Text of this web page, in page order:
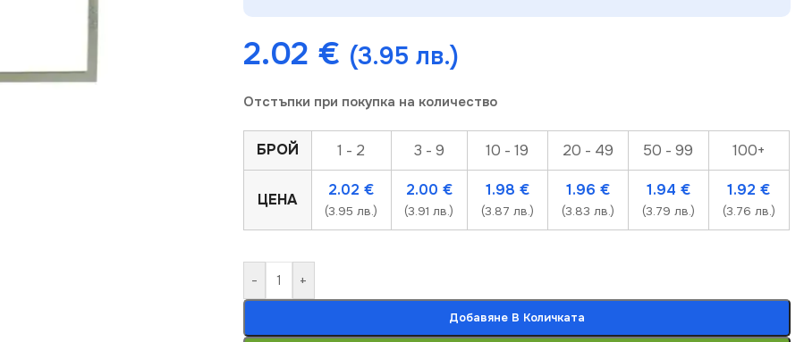
2.02 € (3.95 лв.)
Отстъпки при покупка на количество
БРОЙ 1 - 2 3 - 9 10 - 19 20 - 49 50 - 99 100+
ЦЕНА
2.02€
(3.95 лв.)
2.00 €
(3.91 лв.)
1.98 €
(3.87 лв.)
1.96 €
(3.83 лв.)
1.94 €
(3.79 лв.)
1.92€
(3.76 лв.)
- +
Добавяне В Количката